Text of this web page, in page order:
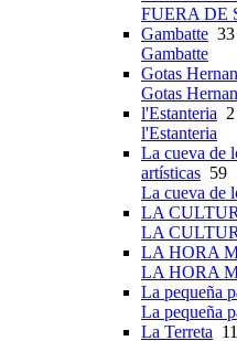
FUERA DE
Gambatte 33
Gambatte
Gotas
Gotas
l'Estanteria 2
l'Estanteria
La cueva de
artísticas 59
La cueva de
LA
LA
LA HORA
LA HORA
La pequeña
La pequeña
La Terreta 11